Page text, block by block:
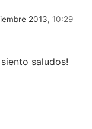
2013, 10:29
saludos!